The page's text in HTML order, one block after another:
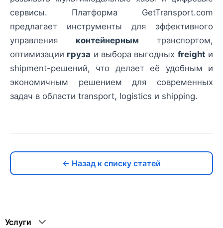
сервисы. Платформа GetTransport.com
предлагает инструменты для эффективного
управления контейнерным транспортом,
оптимизации груза и выбора выгодных freight и
shipment-решений, что делает её удобным и
экономичным решением для современных
задач в области transport, logistics и shipping.
← Назад к списку статей
Услуги